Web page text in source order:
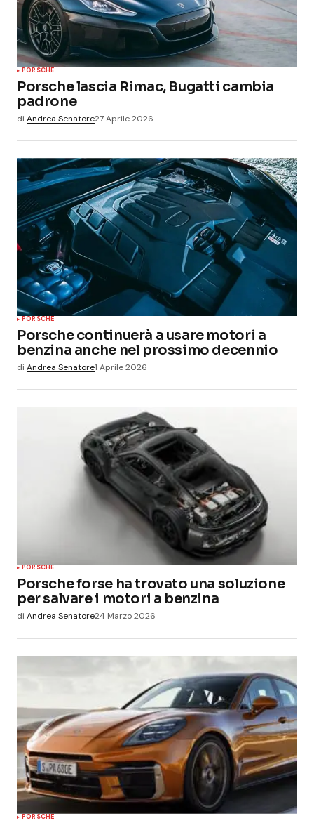
PORSCHE
Porsche lascia Rimac, Bugatti cambia
padrone
di Andrea Senatore27 Aprile 2026
PORSCHE
Porsche continuerà a usare motori a
benzina anche nel prossimo decennio
di Andrea Senatore1 Aprile 2026
PORSCHE
Porsche forse ha trovato una soluzione
per salvare i motori a benzina
di Andrea Senatore24 Marzo 2026
PORSCHE